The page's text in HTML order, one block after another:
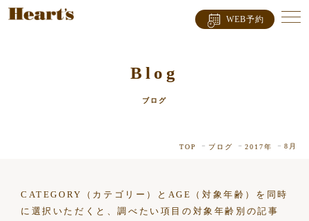
Blog
ブログ
TOP ブログ 2017年 8月
CATEGORY（カテゴリー）とAGE（対象年齢）を同時
に選択いただくと、調べたい項目の対象年齢別の記事
WEB予約